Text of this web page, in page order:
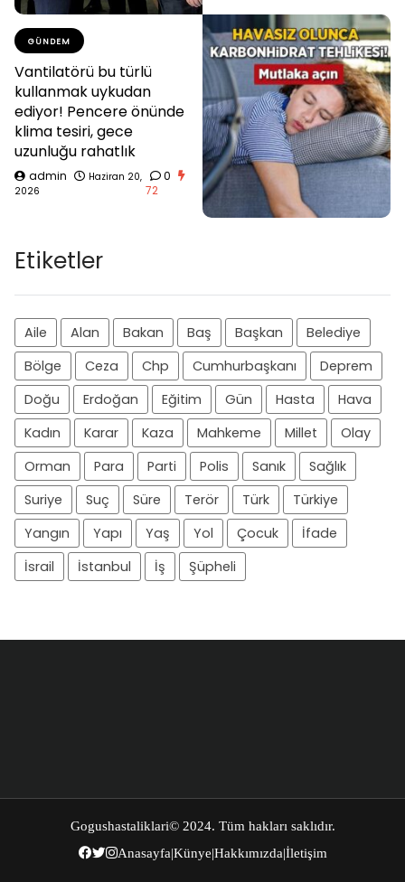
GÜNDEM
Vantilatörü bu türlü
kullanmak uykudan
ediyor! Pencere önünde
klima tesiri, gece
uzunluğu rahatlık
admin
Haziran 20,
2026
0
72
Etiketler
Aile Alan Bakan Baş Başkan
Belediye
Bölge
Ceza Chp Cumhurbaşkanı
Deprem
Doğu
Erdoğan Eğitim Gün Hasta
Hava
Kadın
Karar Kaza Mahkeme Millet
Olay
Orman
Para Parti Polis Sanık
Sağlık
Suriye
Suç Süre Terör Türk
Türkiye
Yangın
Yapı Yaş Yol Çocuk
İfade
İsrail
İstanbul İş Şüpheli
Gogushastaliklari© 2024. Tüm hakları saklıdır.
Anasayfa|Künye|Hakkımızda|İletişim